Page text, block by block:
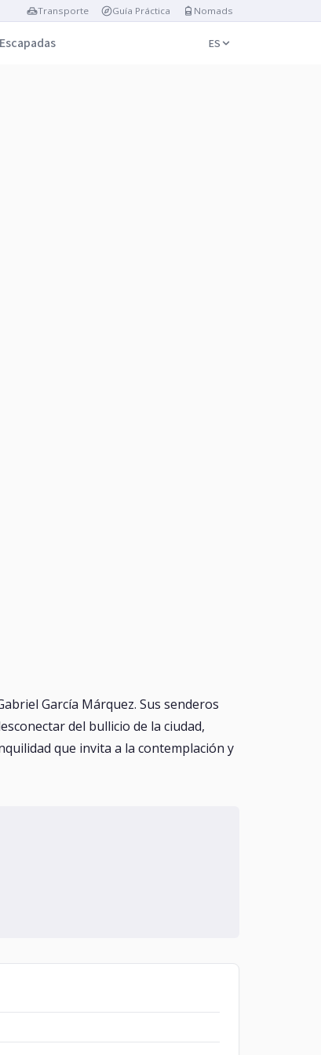
Transporte Guía Práctica Nomads
Escapadas ES
García Márquez. Sus senderos
del bullicio de la ciudad,
que invita a la contemplación y